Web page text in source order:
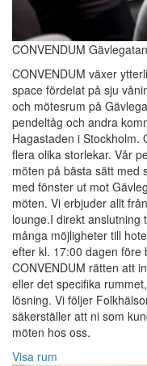
CONVENDUM
CONVENDUM växer
space fördelat på sju
och mötesrum på
pendeltåg och andra
Hagastaden i Stockholm.
flera olika storlekar. Vår
möten på bästa sätt med
med fönster ut mot
möten. Vi erbjuder allt
lounge.I direkt anslutning
många möjligheter till
efter kl. 17:00 dagen före
CONVENDUM rätten att
eller det specifika
lösning. Vi följer
säkerställer att ni som
möten hos oss.
Visa rum